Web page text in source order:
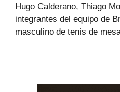
Hugo Calderano, Thiago
integrantes del equipo de
masculino de tenis de